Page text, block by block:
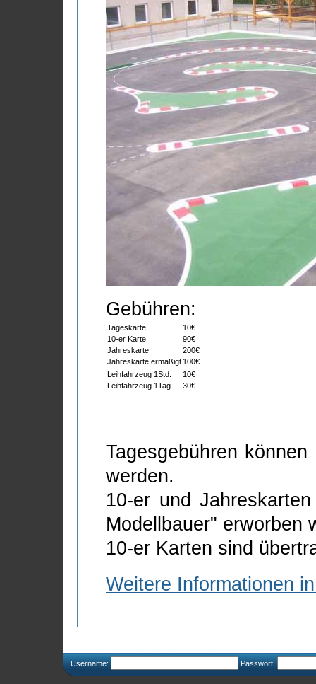
Gebühren:
Tageskarte
10€
10-er Karte
90€
Jahreskarte
200€
Jahreskarte ermäßigt 100€
Leihfahrzeug 1Std.
10€
Leihfahrzeug 1Tag
30€
Tagesgebühren
werden.
10-er und
Modellbauer" erworben
10-er Karten sind
Weitere Informationen
Username: Passwort: